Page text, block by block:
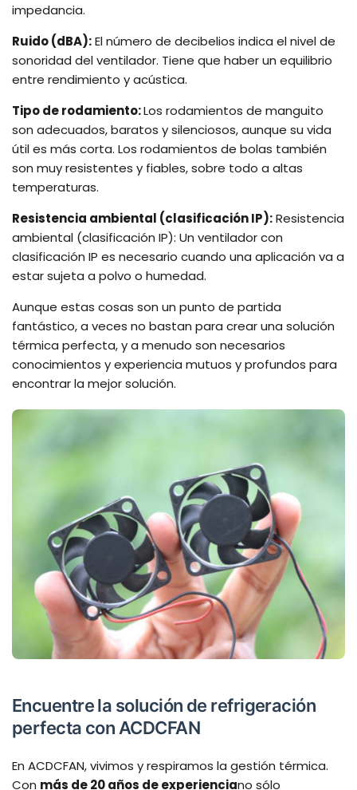
impedancia.
Ruido (dBA):El número de decibelios indica el nivel de
sonoridad del ventilador. Tiene que haber un equilibrio
entre rendimiento y acústica.
Tipo de rodamiento:Los rodamientos de manguito
son adecuados, baratos y silenciosos, aunque su vida
útil es más corta. Los rodamientos de bolas también
son muy resistentes y fiables, sobre todo a altas
temperaturas.
Resistencia ambiental (clasificación IP):Resistencia
ambiental (clasificación IP): Un ventilador con
clasificación IP es necesario cuando una aplicación va a
estar sujeta a polvo o humedad.
Aunque estas cosas son un punto de partida
fantástico, a veces no bastan para crear una solución
térmica perfecta, y a menudo son necesarios
conocimientos y experiencia mutuos y profundos para
encontrar la mejor solución.
Encuentre la solución de refrigeración
perfecta con ACDCFAN
En ACDCFAN, vivimos y respiramos la gestión térmica.
Con más de 20 años de experienciano sólo